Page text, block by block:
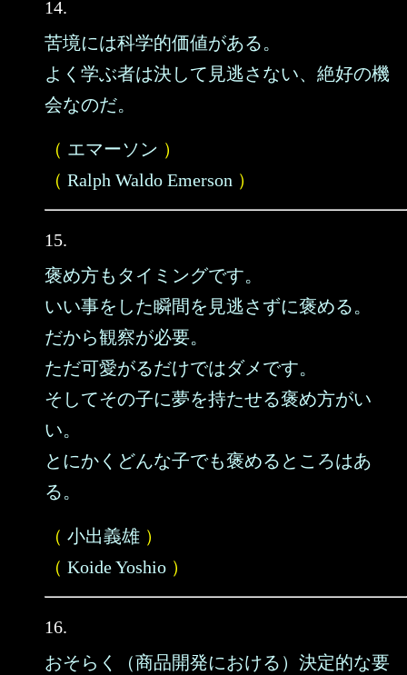
14.
苦境には科学的価値がある。
よく学ぶ者は決して見逃さない、絶好の機
会なのだ。
（ エマーソン ）
（ Ralph Waldo Emerson ）
15.
褒め方もタイミングです。
いい事をした瞬間を見逃さずに褒める。
だから観察が必要。
ただ可愛がるだけではダメです。
そしてその子に夢を持たせる褒め方がい
い。
とにかくどんな子でも褒めるところはあ
る。
（ 小出義雄 ）
（ Koide Yoshio ）
16.
おそらく（商品開発における）決定的な要